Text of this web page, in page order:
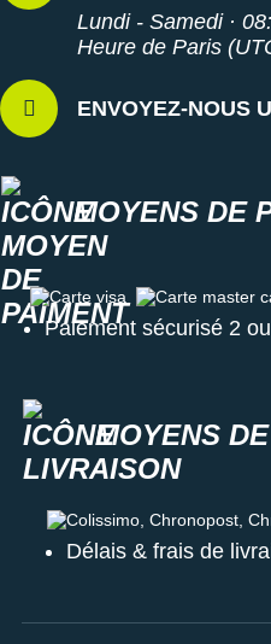
Lundi - Samedi ·
Heure de Paris
ENVOYEZ-NOUS
MOYENS DE
Carte visa Carte master
Paiement sécurisé 2
MOYENS
Colissimo, Chronopost,
Délais & frais de